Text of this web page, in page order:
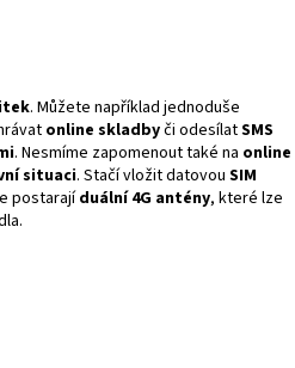
. Můžete například jednoduše
online skladbyči odesílatSMS
. Nesmíme zapomenout také na online
situaci. Stačí vložit datovou SIM
postarajíduální 4G antény, které lze